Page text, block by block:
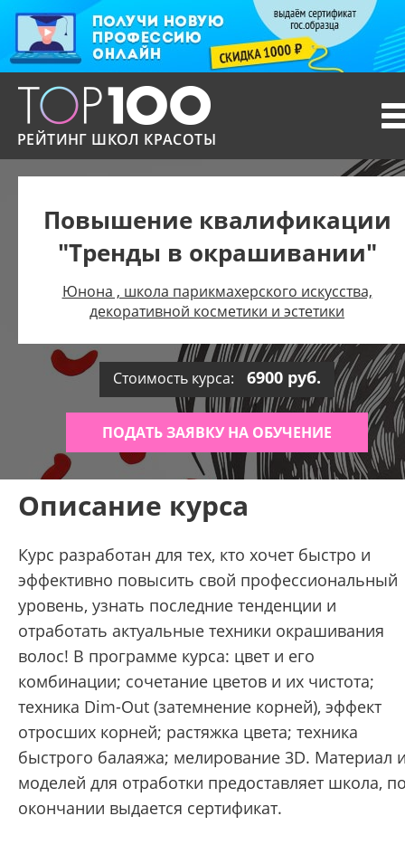
РЕЙТИНГ ШКОЛ КРАСОТЫ
Повышение квалификации
"Тренды в окрашивании"
Юнона , школа парикмахерского искусства,
декоративной косметики и эстетики
Стоимость курса: 6900 руб.
ПОДАТЬ ЗАЯВКУ НА ОБУЧЕНИЕ
Описание курса
Курс разработан для тех, кто хочет быстро и
эффективно повысить свой профессиональный
уровень, узнать последние тенденции и
отработать актуальные техники окрашивания
волос! В программе курса: цвет и его
комбинации; сочетание цветов и их чистота;
техника Dim-Out (затемнение корней), эффект
отросших корней; растяжка цвета; техника
быстрого балаяжа; мелирование 3D. Материал
моделей для отработки предоставляет школа,
окончании выдается сертификат.